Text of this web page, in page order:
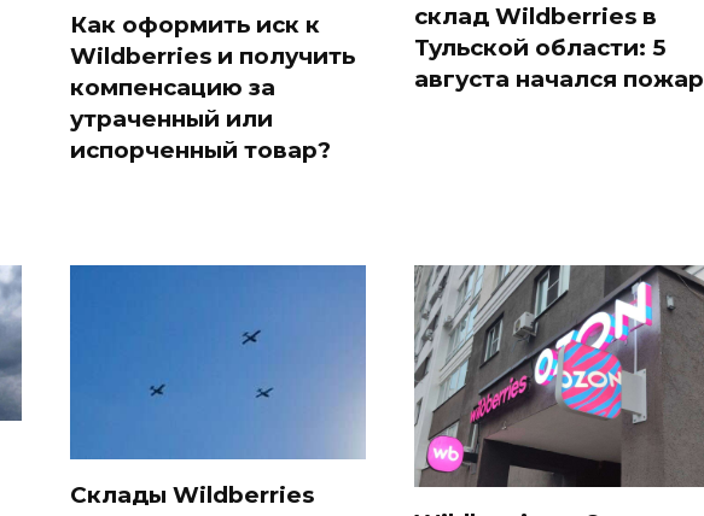
Как оформить иск к
Wildberries и получить
компенсацию за
утраченный или
испорченный товар?
склад Wildberries в
Тульской области: 5
августа начался пожар
Склады Wildberries